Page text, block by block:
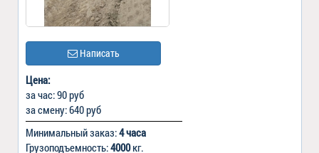
Написать
Цена:
за час: 90 руб
за смену: 640 руб
Минимальный заказ:4 часа
Грузоподъемность:4000кг.